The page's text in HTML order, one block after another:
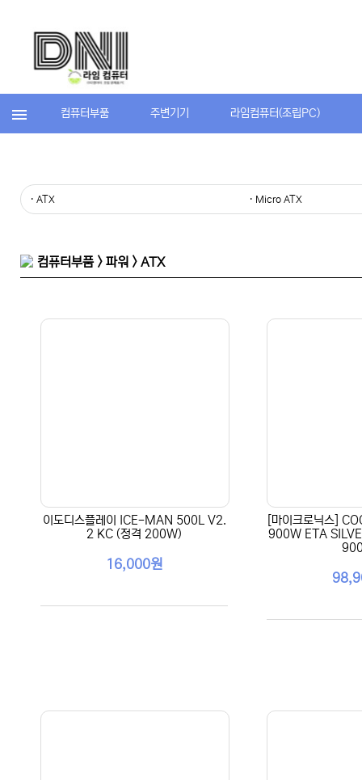
컴퓨터부품 주변기기 라임컴퓨터(조립PC)
· ATX · Micro ATX
컴퓨터부품 > 파워 > ATX
이도디스플레이 ICE-MAN 500L V2.
2 KC (정격 200W)
16,000원
[마이크로닉스]
900W ETA